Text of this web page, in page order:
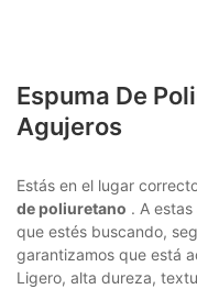
Espuma De
Agujeros
Estás en el lugar
de poliuretano . A
que estés buscando,
garantizamos que está
Ligero, alta dureza,